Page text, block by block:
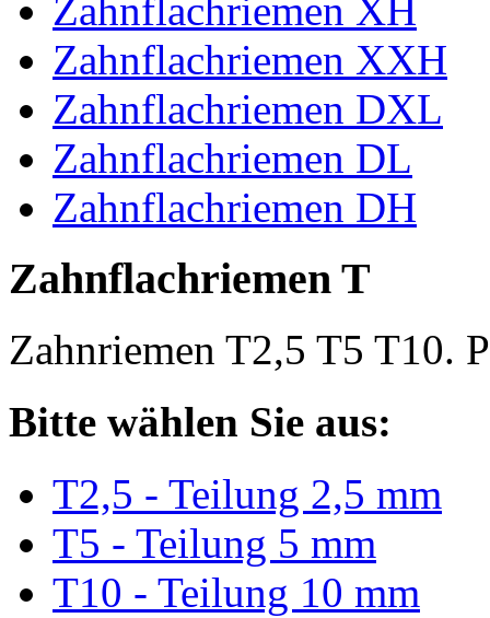
Zahnflachriemen XH
Zahnflachriemen XXH
Zahnflachriemen DXL
Zahnflachriemen DL
Zahnflachriemen DH
Zahnflachriemen T
Zahnriemen T2,5 T5 T10.
Bitte wählen Sie aus:
T2,5 - Teilung 2,5 mm
T5 - Teilung 5 mm
T10 - Teilung 10 mm